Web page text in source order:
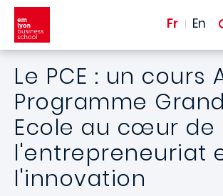
Aller au contenu principal
Fr En
Le PCE : un cours
Programme
Ecole au cœur de
l'entrepreneuriat
l'innovation